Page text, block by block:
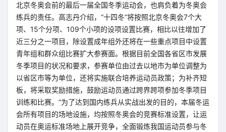
北京冬奥会前的最后一届全国冬季运动会，也肩负着为冬奥会
练兵的责任。高志丹介绍，“十四冬”将按照北京冬奥会7个大
项、15个分项、109个小项的设项设置比赛，相比以往增加了
近三分之一项目，除设置成年组外还将在一些重点项目中设置
青年组和群众组比赛扩大参赛面。根据目前全国各省区市发展
冬季项目的状况和要求，参赛单位由过去以地市为单位调整为
以省区市等为单位，还将实施联合培养运动员政策；为补齐短
板，将采取奖励措施，鼓励运动员通过跨界跨项参加冬季项目
训练和比赛。“为了达到国内练兵从实战出发的目的，本届冬运
会所有项目的场地设施，均按照冬奥会的竞赛标准设置，让运
动员在奥运标准场地上展开竞争，全面锻炼我国运动员参与冬